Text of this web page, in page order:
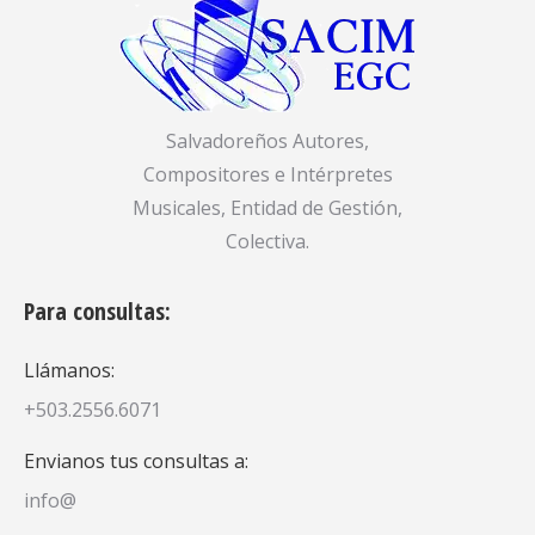
Salvadoreños Autores,
Compositores e Intérpretes
Musicales, Entidad de Gestión,
Colectiva.
Para consultas:
Llámanos:
+503.2556.6071
Envianos tus consultas a:
info@